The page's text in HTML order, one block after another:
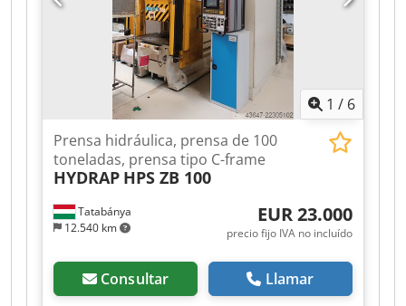
Peso de la máquina: aprox. 4200 kg
1 / 6
Tatabánya
12.540 km
Prensa hidráulica, prensa de 100
toneladas, prensa tipo C-frame
HYDRAP HPS ZB 100
EUR 23.000
precio fijo IVA no incluído
Consultar Llamar